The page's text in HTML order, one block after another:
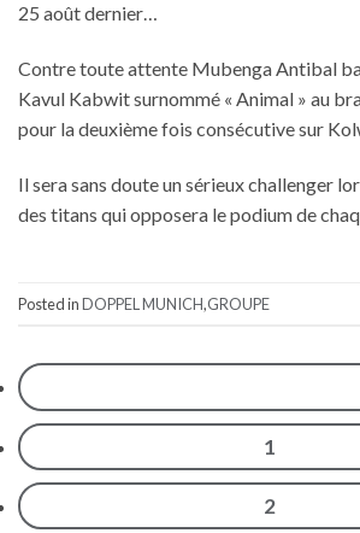
25 août dernier…
Contre toute attente Mubenga Antibal
Kavul Kabwit surnommé « Animal » au
pour la deuxième fois consécutive sur
Il sera sans doute un sérieux challenger
des titans qui opposera le podium de
Posted inDOPPEL MUNICH,GROUPE
1
2